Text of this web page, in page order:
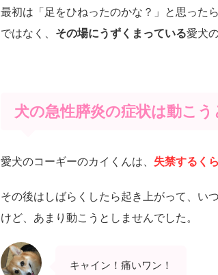
最初は「足をひねったのかな？」と思った
ではなく、 その場にうずくまっている愛犬
犬の急性膵炎の症状は動こ
愛犬のコーギーのカイくんは、 失禁するく
その後はしばらくしたら起き上がって、い
けど、あまり動こうとしませんでした。
キャイン！痛いワン！